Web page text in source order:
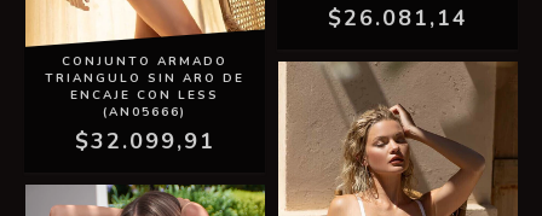
CONJUNTO ARMADO
TRIANGULO SIN ARO DE
ENCAJE CON LESS
(AN05666)
$32.099,91
$26.081,14